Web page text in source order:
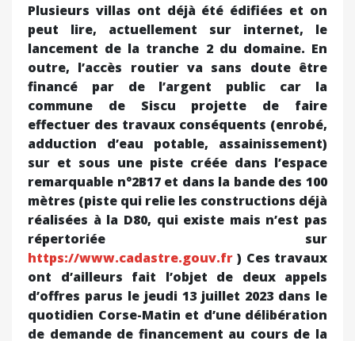
Plusieurs villas ont déjà été édifiées et on
peut lire, actuellement sur internet, le
lancement de la tranche 2 du domaine. En
outre, l’accès routier va sans doute être
financé par de l’argent public car la
commune de Siscu projette de faire
effectuer des travaux conséquents (enrobé,
adduction d’eau potable, assainissement)
sur et sous une piste créée dans l’espace
remarquable n°2B17 et dans la bande des 100
mètres (piste qui relie les constructions déjà
réalisées à la D80, qui existe mais n’est pas
répertoriée sur
https://www.cadastre.gouv.fr ) Ces travaux
ont d’ailleurs fait l’objet de deux appels
d’offres parus le jeudi 13 juillet 2023 dans le
quotidien Corse-Matin et d’une délibération
de demande de financement au cours de la